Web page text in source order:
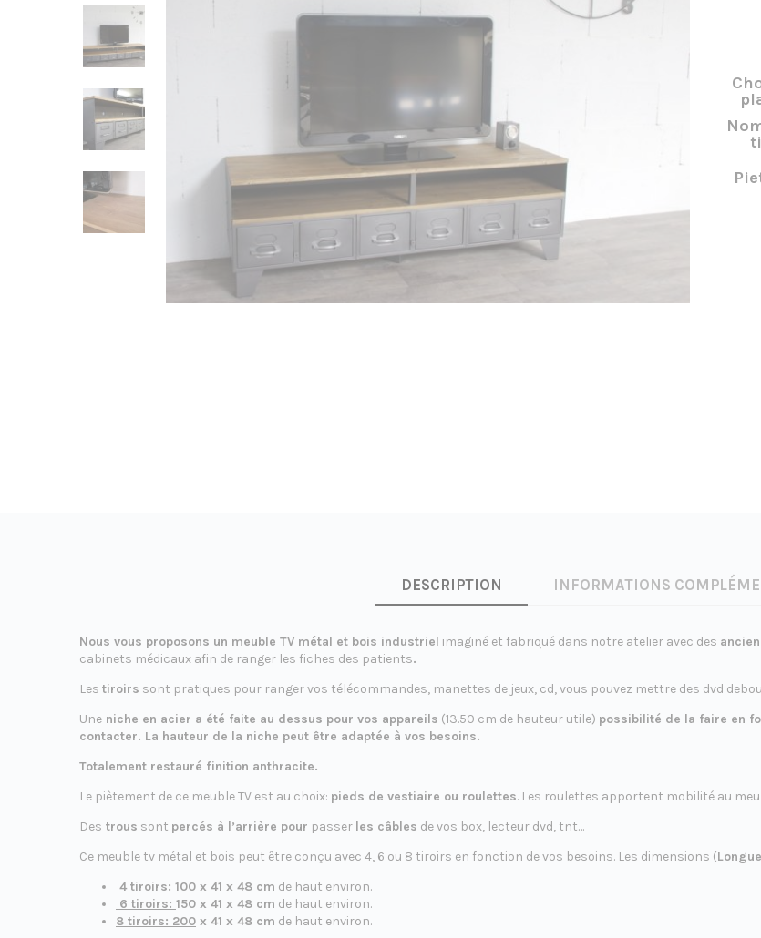
r
i
o
n
DESCRIPTION INFORMATIONS
Nous vous proposons un meuble TV métal et bois industriel imaginé et fabriqué dans notre atelier avec des
cabinets médicaux afin de ranger les fiches des patients.
Les tiroirs sont pratiques pour ranger vos télécommandes, manettes de jeux, cd, vous pouvez mettre des dvd
Une niche en acier a été faite au dessus pour vos appareils (13.50 cm de hauteur utile) possibilité de la faire en
contacter. La hauteur de la niche peut être adaptée à vos besoins.
Totalement restauré finition anthracite.
Le piètement de ce meuble TV est au choix: pieds de vestiaire ou roulettes. Les roulettes apportent mobilité au
Des trous sont percés à l’arrière pour passer les câbles de vos box, lecteur dvd, tnt…
Ce meuble tv métal et bois peut être conçu avec 4, 6 ou 8 tiroirs en fonction de vos besoins. Les dimensions (
4 tiroirs: 100 x 41 x 48 cm de haut environ.
6 tiroirs: 150 x 41 x 48 cm de haut environ.
8 tiroirs: 200 x 41 x 48 cm de haut environ.